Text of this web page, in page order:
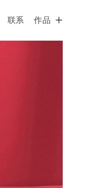
联系 作品